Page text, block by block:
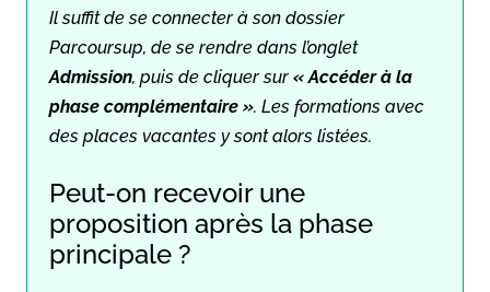
Il suffit de se connecter à son dossier
Parcoursup, de se rendre dans l’onglet
Admission, puis de cliquer sur « Accéder à la
phase complémentaire ». Les formations avec
des places vacantes y sont alors listées.
Peut-on recevoir une
proposition après la phase
principale ?